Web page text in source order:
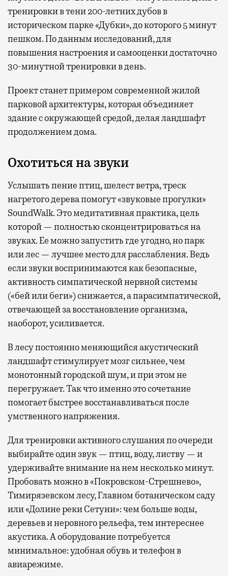
тренировки в тени 200-летних дубов в
историческом парке «Дубки», до которого 5 минут
пешком. По данным исследований, для
повышения настроения и самооценки достаточно
30-минутной тренировки в день.
Проект станет примером современной жилой
парковой архитектуры, которая объединяет
здание с окружающей средой, делая ландшафт
продолжением дома.
Охотиться на звуки
Услышать пение птиц, шелест ветра, треск
нагретого дерева помогут «звуковые прогулки»
SoundWalk. Это медитативная практика, цель
которой — полностью сконцентрироваться на
звуках. Ее можно запустить где угодно, но парк
или лес — лучшее место для расслабления. Ведь
если звуки воспринимаются как безопасные,
активность симпатической нервной системы
(«бей или беги») снижается, а парасимпатической,
отвечающей за восстановление организма,
наоборот, усиливается.
В лесу постоянно меняющийся акустический
ландшафт стимулирует мозг сильнее, чем
монотонный городской шум, и при этом не
перегружает. Так что именно это сочетание
помогает быстрее восстанавливаться после
умственного напряжения.
Для тренировки активного слушания по очереди
выбирайте один звук — птиц, воду, листву — и
удерживайте внимание на нем несколько минут.
Пробовать можно в «Покровском-Стрешнево»,
Тимирязевском лесу, Главном ботаническом саду
или «Долине реки Сетуни»: чем больше воды,
деревьев и неровного рельефа, тем интереснее
акустика. А оборудование потребуется
минимальное: удобная обувь и телефон в
авиарежиме.